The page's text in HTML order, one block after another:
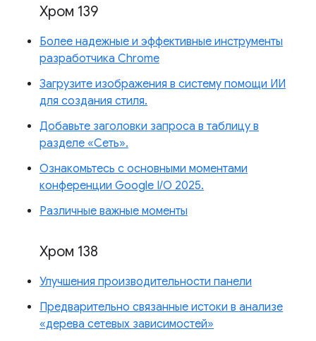
Хром 139
Более надежные и эффективные инструменты
разработчика Chrome
Загрузите изображения в систему помощи ИИ
для создания стиля.
Добавьте заголовки запроса в таблицу в
разделе «Сеть».
Ознакомьтесь с основными моментами
конференции Google I/O 2025.
Различные важные моменты
Хром 138
Улучшения производительности панели
Предварительно связанные истоки в анализе
«дерева сетевых зависимостей»